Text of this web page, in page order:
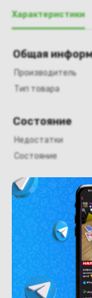
Характеристики
Общая
Производитель
Тип товара
Состояние
Недостатки
Состояние
Похожие